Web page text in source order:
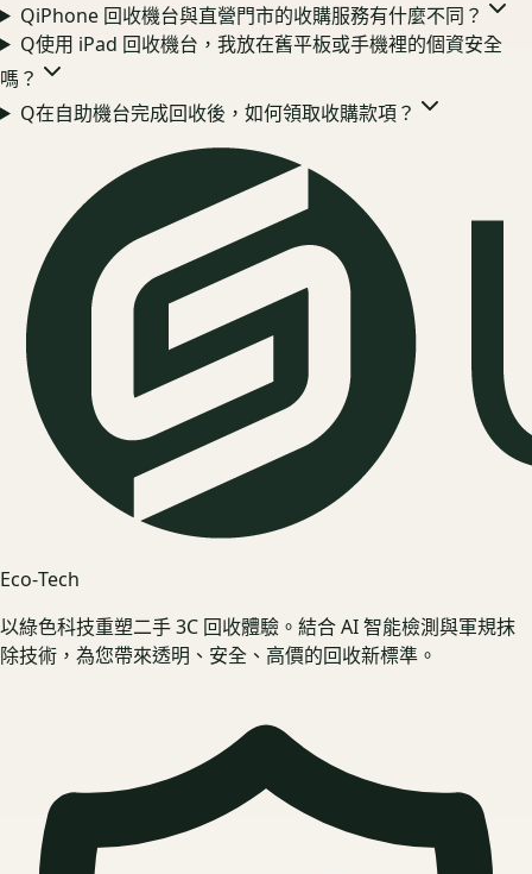
QiPhone 回收機台與直營門市的收購服務有什麼不同？
Q使用 iPad 回收機台，我放在舊平板或手機裡的個資安全
嗎？
Q在自助機台完成回收後，如何領取收購款項？
Eco‑Tech
以綠色科技重塑二手 3C 回收體驗。結合 AI 智能檢測與軍規抹
除技術，為您帶來透明、安全、高價的回收新標準。